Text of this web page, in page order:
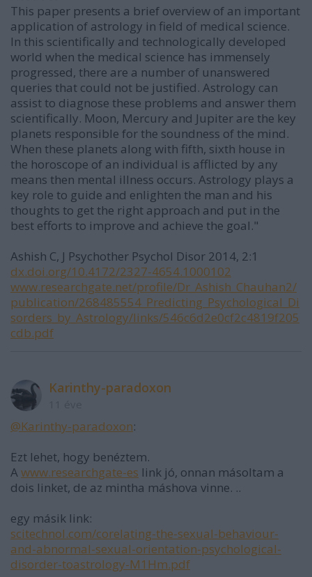
This paper presents a brief overview of an important
application of astrology in field of medical science.
In this scientifically and technologically developed
world when the medical science has immensely
progressed, there are a number of unanswered
queries that could not be justified. Astrology can
assist to diagnose these problems and answer them
scientifically. Moon, Mercury and Jupiter are the key
planets responsible for the soundness of the mind.
When these planets along with fifth, sixth house in
the horoscope of an individual is afflicted by any
means then mental illness occurs. Astrology plays a
key role to guide and enlighten the man and his
thoughts to get the right approach and put in the
best efforts to improve and achieve the goal."
Ashish C, J Psychother Psychol Disor 2014, 2:1
dx.doi.org/10.4172/2327-4654.1000102
www.researchgate.net/profile/Dr_Ashish_Chauhan2/
publication/268485554_Predicting_Psychological_Di
sorders_by_Astrology/links/546c6d2e0cf2c4819f205
cdb.pdf
Karinthy-paradoxon
@Karinthy-paradoxon:
Ezt lehet, hogy benéztem.
Awww.researchgate-es link jó, onnan másoltam a
dois linket, de az mintha máshova vinne. ..
egy másik link:
scitechnol.com/corelating-the-sexual-behaviour-
and-abnormal-sexual-orientation-psychological-
disorder-toastrology-M1Hm.pdf